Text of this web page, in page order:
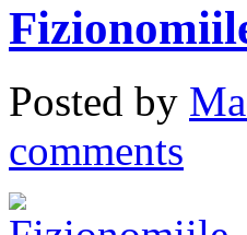
Posted by
comments